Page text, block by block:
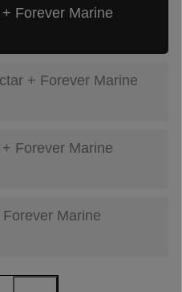
Forever Marine
+ Forever Marine
Forever Marine
Marine